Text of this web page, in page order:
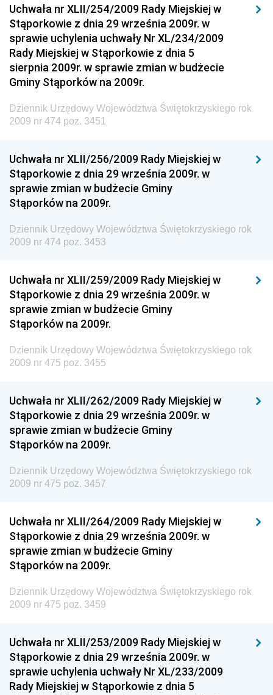
Środowiska
Dziennik Urzędowy Ministerstwa Administracji,
Gospodarki Terenowej i Ochrony Środowiska
Dziennik Urzędowy Ministerstwa Administracji i
Gospodarki Przestrzennej
Dziennik Urzędowy Unii Europejskiej, L
Dziennik Urzędowy Ministerstwa Komunikacji
Chemicznego i Lekkiego
Dziennik Urzędowy Ministerstwa Rolnictwa i
Gospodarki Żywnościowej
Społecznej
Dziennik Urzędowy Ministra Cyfryzacji
Dziennik Urzędowy Ministra Infrastruktury i
Budownictwa
Dziennik Urzędowy Ministra Gospodarki Morskiej i
Dziennik Urzędowy Ministra Energii
Dziennik Urzędowy Ministra Sprawiedliwości
Dziennik Urzędowy Ministra Rozwoju i Finansów
Dziennik Urzędowy Wyższego Urzędu Górniczego
Dziennik Urzędowy Prezesa Urzędu Transportu
Kolejowego
Technologii
Dziennik Urzędowy Ministra Inwestycji i Rozwoju
Dziennik Urzędowy Naczelnego Dyrektora Archiwów
Państwowych
Dziennik Urzędowy Ministra Finansów, Inwestycji i
Rozwoju
Dziennik Urzędowy Ministra Sportu
Dziennik Urzędowy Ministra Funduszy i Polityki
Regionalnej
Uchwała nr XLII/254/2009 Rady Miejskiej w
Stąporkowie z dnia 29 września 2009r. w
sprawie uchylenia uchwały Nr XL/234/2009
Rady Miejskiej w Stąporkowie z dnia 5
sierpnia 2009r. w sprawie zmian w budżecie
Gminy Stąporków na 2009r.
Dziennik Urzędowy Województwa Świętokrzyskiego rok
2009 nr 474 poz. 3451
Uchwała nr XLII/256/2009 Rady Miejskiej w
Stąporkowie z dnia 29 września 2009r. w
sprawie zmian w budżecie Gminy
Stąporków na 2009r.
Dziennik Urzędowy Województwa Świętokrzyskiego rok
2009 nr 474 poz. 3453
Uchwała nr XLII/259/2009 Rady Miejskiej w
Stąporkowie z dnia 29 września 2009r. w
sprawie zmian w budżecie Gminy
Stąporków na 2009r.
Dziennik Urzędowy Województwa Świętokrzyskiego rok
2009 nr 475 poz. 3455
Uchwała nr XLII/262/2009 Rady Miejskiej w
Stąporkowie z dnia 29 września 2009r. w
sprawie zmian w budżecie Gminy
Stąporków na 2009r.
Dziennik Urzędowy Województwa Świętokrzyskiego rok
2009 nr 475 poz. 3457
Uchwała nr XLII/264/2009 Rady Miejskiej w
Stąporkowie z dnia 29 września 2009r. w
sprawie zmian w budżecie Gminy
Stąporków na 2009r.
Dziennik Urzędowy Województwa Świętokrzyskiego rok
2009 nr 475 poz. 3459
Uchwała nr XLII/253/2009 Rady Miejskiej w
Stąporkowie z dnia 29 września 2009r. w
sprawie uchylenia uchwały Nr XL/233/2009
Rady Miejskiej w Stąporkowie z dnia 5